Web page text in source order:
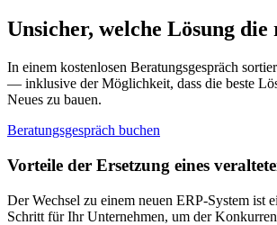
Unsicher, welche Lösung
In einem kostenlosen Beratungsgespräch
— inklusive der Möglichkeit, dass die beste
Neues zu bauen.
Beratungsgespräch buchen
Vorteile der Ersetzung eines
Der Wechsel zu einem neuen ERP-System ist
Schritt für Ihr Unternehmen, um der